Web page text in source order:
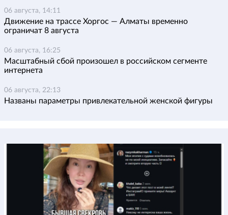
06 августа, 14:11
Движение на трассе Хоргос — Алматы временно
ограничат 8 августа
06 августа, 16:25
Масштабный сбой произошел в российском сегменте
интернета
06 августа, 22:13
Названы параметры привлекательной женской фигуры